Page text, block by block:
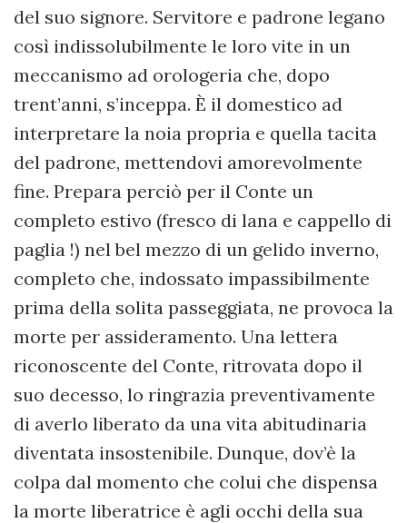
del suo signore. Servitore e padrone legano
così indissolubilmente le loro vite in un
meccanismo ad orologeria che, dopo
trent’anni, s’inceppa. È il domestico ad
interpretare la noia propria e quella tacita
del padrone, mettendovi amorevolmente
fine. Prepara perciò per il Conte un
completo estivo (fresco di lana e cappello di
paglia !) nel bel mezzo di un gelido inverno,
completo che, indossato impassibilmente
prima della solita passeggiata, ne provoca la
morte per assideramento. Una lettera
riconoscente del Conte, ritrovata dopo il
suo decesso, lo ringrazia preventivamente
di averlo liberato da una vita abitudinaria
diventata insostenibile. Dunque, dov’è la
colpa dal momento che colui che dispensa
la morte liberatrice è agli occhi della sua